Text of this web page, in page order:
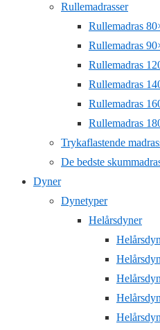
Rullemadrasser
Rullemadras
Rullemadras
Rullemadras
Rullemadras
Rullemadras
Rullemadras
Trykaflastende
De bedste
Dyner
Dynetyper
Helårsdyner